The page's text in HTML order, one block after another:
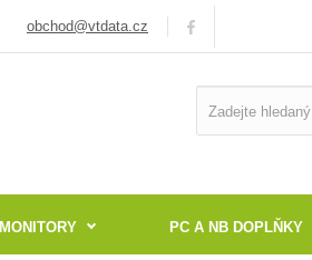
obchod@vtdata.cz
MONITORY PC A NB DOPLŇKY